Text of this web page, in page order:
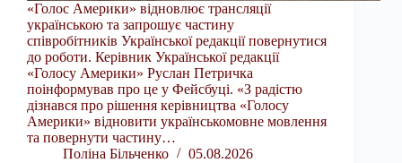
«Голос Америки» відновлює трансляції
українською та запрошує частину
співробітників Української редакції повернутися
до роботи. Керівник Української редакції
«Голосу Америки» Руслан Петричка
поінформував про це у Фейсбуці. «З радістю
дізнався про рішення керівництва «Голосу
Америки» відновити українськомовне мовлення
та повернути частину…
Поліна Більченко
05.08.2026